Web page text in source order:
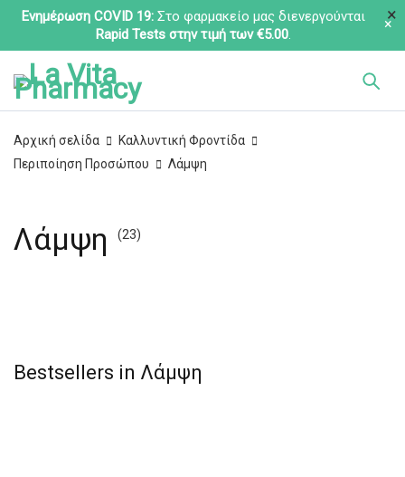
Ενημέρωση COVID 19: Στο φαρμακείο μας διενεργούνται
Rapid Tests στην τιμή των €5.00.
Αρχική σελίδα
Καλλυντική Φροντίδα
Περιποίηση Προσώπου
Λάμψη
Λάμψη (23)
Bestsellers in Λάμψη